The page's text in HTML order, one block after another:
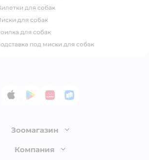
жилетки для собак
миски для собак
поилка для собак
подставка под миски для собак
App StoreGoogle Play
AppGallery
RuStore
Зоомагазин
Лицензия
Компания